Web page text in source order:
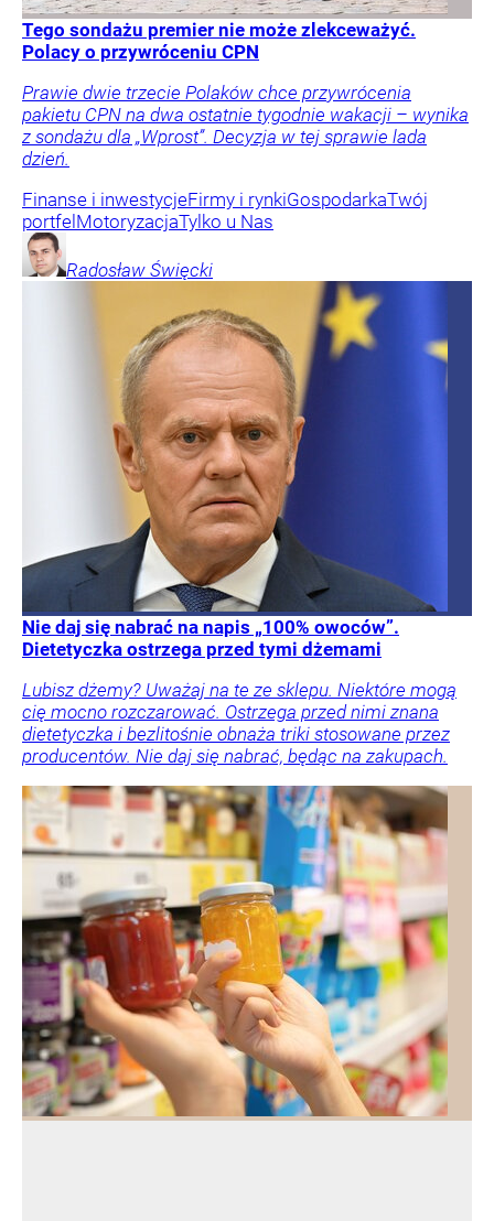
Tego sondażu premier nie może zlekceważyć.
Polacy o przywróceniu CPN
Prawie dwie trzecie Polaków chce przywrócenia
pakietu CPN na dwa ostatnie tygodnie wakacji – wynika
z sondażu dla „Wprost”. Decyzja w tej sprawie lada
dzień.
Finanse i inwestycjeFirmy i rynkiGospodarkaTwój
portfelMotoryzacjaTylko u Nas
Radosław Święcki
Nie daj się nabrać na napis „100% owoców”.
Dietetyczka ostrzega przed tymi dżemami
Lubisz dżemy? Uważaj na te ze sklepu. Niektóre mogą
cię mocno rozczarować. Ostrzega przed nimi znana
dietetyczka i bezlitośnie obnaża triki stosowane przez
producentów. Nie daj się nabrać, będąc na zakupach.